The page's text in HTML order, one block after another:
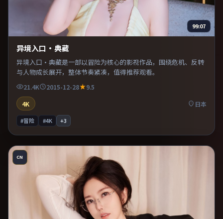
99:07
异境入口·典藏
异境入口·典藏是一部以冒险为核心的影视作品，围绕危机、反转
与人物成长展开，整体节奏紧凑，值得推荐观看。
21.4K 2015-12-28
9.5
4K
日本
#冒险 #4K +3
CN